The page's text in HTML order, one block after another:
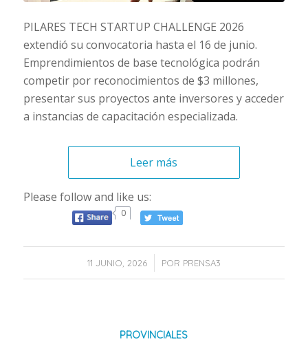
PILARES TECH STARTUP CHALLENGE 2026
extendió su convocatoria hasta el 16 de junio.
Emprendimientos de base tecnológica podrán
competir por reconocimientos de $3 millones,
presentar sus proyectos ante inversores y acceder
a instancias de capacitación especializada.
Leer más
Please follow and like us:
0
11 JUNIO, 2026
/ POR PRENSA3
PROVINCIALES